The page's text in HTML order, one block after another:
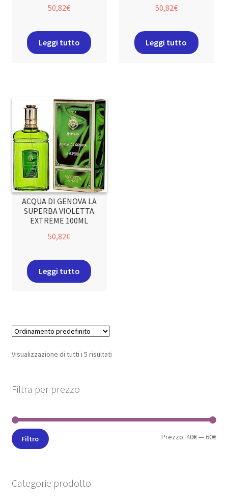
50,82€
Leggi tutto
50,82€
Leggi tutto
ACQUA DI GENOVA LA
SUPERBA VIOLETTA
EXTREME 100ML
50,82€
Leggi tutto
Visualizzazione di tutti i 5 risultati
Filtra per prezzo
Filtro Prezzo:40€— 60€
Categorie prodotto